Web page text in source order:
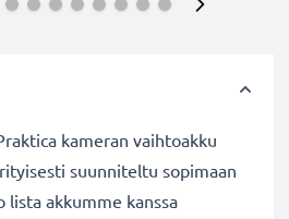
kameran vaihtoakku
suunniteltu sopimaan
lista akkumme kanssa